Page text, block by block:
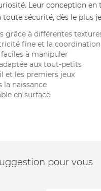
Leur conception en
sécurité, dès le plus
grâce à différentes
fine et la coordination
à manipuler
aux tout-petits
et les premiers jeux
la naissance
en surface
pour vous